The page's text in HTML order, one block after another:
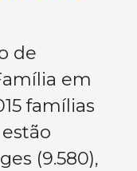
de
em
famílias
(9.580),